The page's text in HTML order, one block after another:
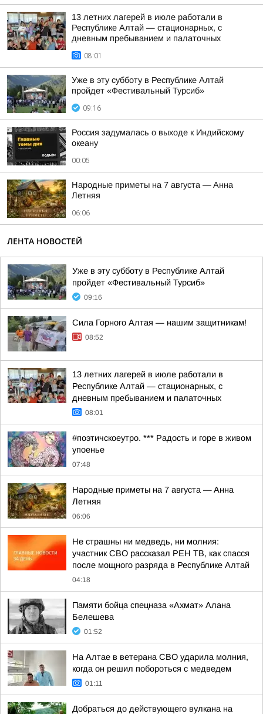
13 летних лагерей в июле работали в
Республике Алтай — стационарных, с
дневным пребыванием и палаточных
08:01
Уже в эту субботу в Республике Алтай
пройдет «Фестивальный Турсиб»
09:16
Россия задумалась о выходе к Индийскому
океану
00:05
Hapoдныe пpимeты нa 7 aвгуcтa — Aннa
Лeтняя
06:06
ЛЕНТА НОВОСТЕЙ
Уже в эту субботу в Республике Алтай
пройдет «Фестивальный Турсиб»
09:16
Сила Горного Алтая — нашим защитникам!
08:52
13 летних лагерей в июле работали в
Республике Алтай — стационарных, с
дневным пребыванием и палаточных
08:01
#поэтичскоеутро. *** Радость и горе в живом
упоенье
07:48
Hapoдныe пpимeты нa 7 aвгуcтa — Aннa
Лeтняя
06:06
Не страшны ни медведь, ни молния:
участник СВО рассказал РЕН ТВ, как спасся
после мощного разряда в Республике Алтай
04:18
Памяти бойца спецназа «Ахмат» Алана
Белешева
01:52
На Алтае в ветерана СВО ударила молния,
когда он решил побороться с медведем
01:11
Добраться до действующего вулкана на